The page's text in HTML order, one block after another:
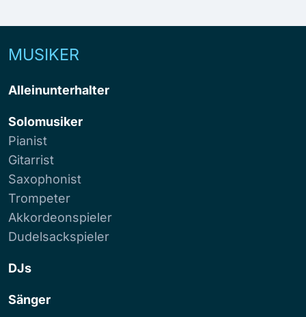
MUSIKER
Alleinunterhalter
Solomusiker
Pianist
Gitarrist
Saxophonist
Trompeter
Akkordeonspieler
Dudelsackspieler
DJs
Sänger